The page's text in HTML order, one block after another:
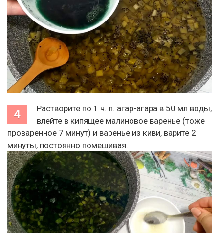
Растворите по 1 ч. л. агар-агара в 50 мл воды,
влейте в кипящее малиновое варенье (тоже
проваренное 7 минут) и варенье из киви, варите 2
минуты, постоянно помешивая.